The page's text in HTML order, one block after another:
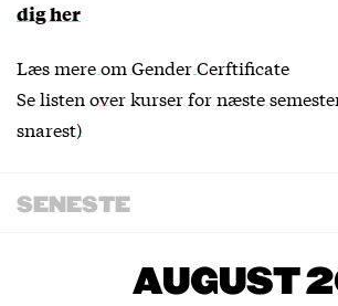
dig her
Læs mere om Gender Cerftificate
Se listen over kurser for næste
snarest)
SENESTE
AUGUST